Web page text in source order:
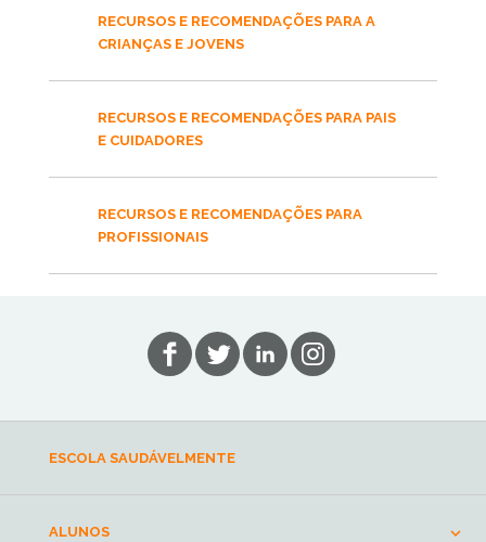
RECURSOS E RECOMENDAÇÕES PARA A
CRIANÇAS E JOVENS
RECURSOS E RECOMENDAÇÕES PARA PAIS
E CUIDADORES
RECURSOS E RECOMENDAÇÕES PARA
PROFISSIONAIS
ESCOLA SAUDÁVELMENTE
ALUNOS